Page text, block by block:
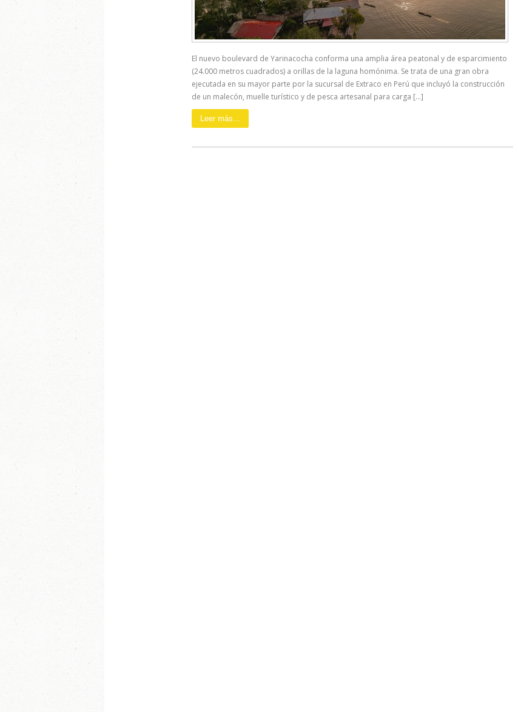
El nuevo boulevard de Yarinacocha conforma una amplia área peatonal y de esparcimiento
(24.000 metros cuadrados) a orillas de la laguna homónima. Se trata de una gran obra
ejecutada en su mayor parte por la sucursal de Extraco en Perú que incluyó la construcción
de un malecón, muelle turístico y de pesca artesanal para carga [...]
Leer más...